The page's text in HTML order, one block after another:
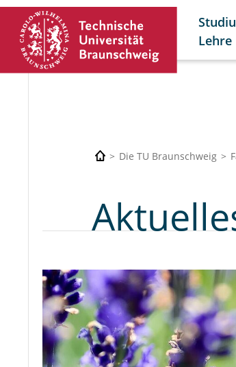
Lehre
Die TU Braunschweig